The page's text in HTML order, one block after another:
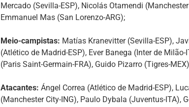
Mercado (Sevilla-ESP), Nicolás Otamendi
Emmanuel Mas (San Lorenzo-ARG);
Meio-campistas: Matías Kranevitter (Sevilla-ESP),
(Atlético de Madrid-ESP), Ever Banega (Inter de
(Paris Saint-Germain-FRA), Guido Pizarro (Tigres-
Atacantes: Ángel Correa (Atlético de Madrid-ESP),
(Manchester City-ING), Paulo Dybala (Juventus-ITA),